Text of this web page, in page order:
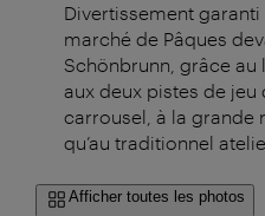
Divertissement
marché de Pâques
Schönbrunn, grâce au
aux deux pistes de jeu
carrousel, à la grande
qu’au traditionnel
Afficher toutes les photos